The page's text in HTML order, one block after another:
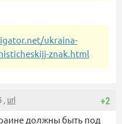
ukraina-
znak.html
+2
, url
должны быть под